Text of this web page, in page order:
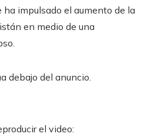
ha impulsado el aumento de la
en medio de una
debajo del anuncio.